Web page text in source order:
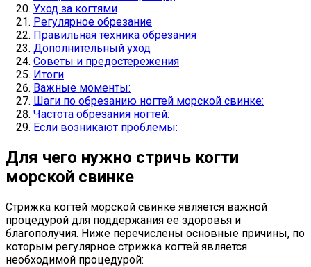
Уход за когтями
Регулярное обрезание
Правильная техника обрезания
Дополнительный уход
Советы и предостережения
Итоги
Важные моменты:
Шаги по обрезанию ногтей морской свинке:
Частота обрезания ногтей:
Если возникают проблемы:
Для чего нужно стричь когти
морской свинке
Стрижка когтей морской свинке является важной
процедурой для поддержания ее здоровья и
благополучия. Ниже перечислены основные причины, по
которым регулярное стрижка когтей является
необходимой процедурой: